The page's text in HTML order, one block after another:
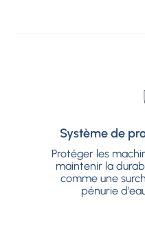
Système de
Protéger les
maintenir la
comme une
pénurie
Système de
Protéger les
maintenir la
comme une
pénurie